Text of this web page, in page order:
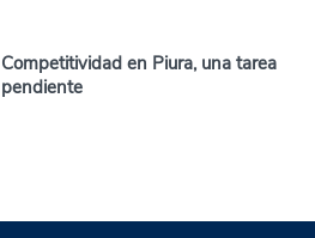
Competitividad en Piura, una tarea
pendiente